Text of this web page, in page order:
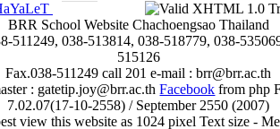
BRR School Website Chachoengsao Thailand
511249, 038-513814, 038-518779, 038-
515126
Fax.038-511249 call 201 e-mail : brr@brr.ac.th
: gatetip.joy@brr.ac.thFacebook from php
7.02.07(17-10-2558) / September 2550 (2007)
view this website as 1024 pixel Text size -